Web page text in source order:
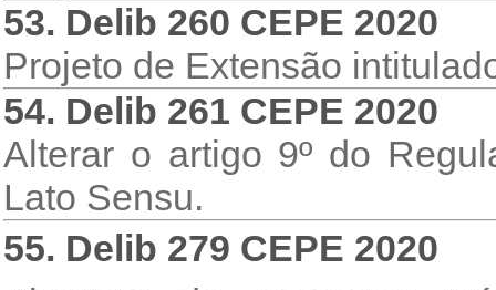
53. Delib 260 CEPE 2020
Projeto de Extensão
54. Delib 261 CEPE 2020
Alterar o artigo 9º do
Lato Sensu.
55. Delib 279 CEPE 2020